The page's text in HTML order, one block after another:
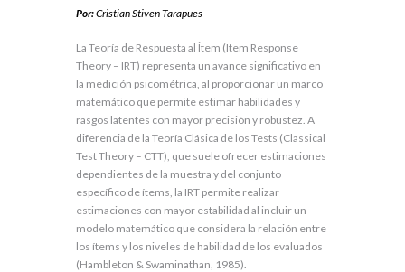
Por:Cristian Stiven Tarapues
La Teoría de Respuesta al Ítem (Item Response
Theory – IRT) representa un avance significativo en
la medición psicométrica, al proporcionar un marco
matemático que permite estimar habilidades y
rasgos latentes con mayor precisión y robustez. A
diferencia de la Teoría Clásica de los Tests (Classical
Test Theory – CTT), que suele ofrecer estimaciones
dependientes de la muestra y del conjunto
específico de ítems, la IRT permite realizar
estimaciones con mayor estabilidad al incluir un
modelo matemático que considera la relación entre
los ítems y los niveles de habilidad de los evaluados
(Hambleton & Swaminathan, 1985).